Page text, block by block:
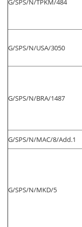
G/SPS/N/TPKM/484
G/SPS/N/USA/3050
G/SPS/N/BRA/1487
G/SPS/N/MAC/8/Add.1
G/SPS/N/MKD/5